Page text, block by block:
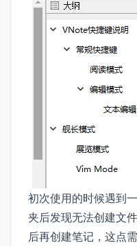
初次使用的时候遇到
夹后发现无法创建文
后再创建笔记，这点需